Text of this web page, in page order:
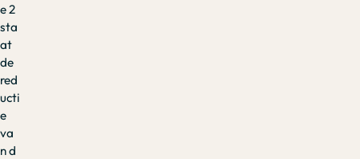
e 2
sta
at
de
red
ucti
e
va
n d